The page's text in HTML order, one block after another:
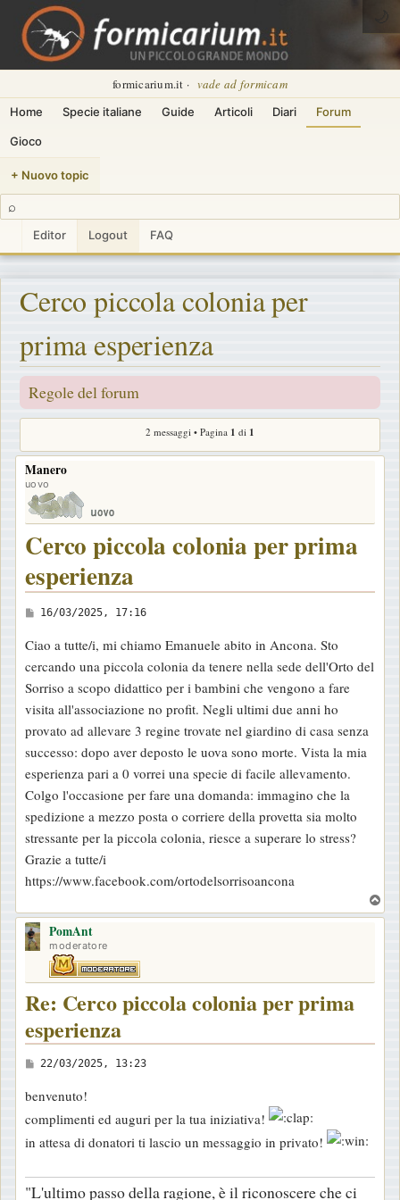
formicarium.it · vade ad formicam
Home Specie italiane Guide Articoli Diari Forum
Gioco
+ Nuovo topic
⌕
Editor Logout FAQ
🌙
Cerco piccola colonia per
prima esperienza
Regole del forum
2 messaggi • Pagina 1 di 1
Manero
uovo
Cerco piccola colonia per prima
esperienza
M
s
s
a
g
g
i
o
16/03/2025, 17:16
Ciao a tutte/i, mi chiamo Emanuele abito in Ancona. Sto
cercando una piccola colonia da tenere nella sede dell'Orto del
Sorriso a scopo didattico per i bambini che vengono a fare
visita all'associazione no profit. Negli ultimi due anni ho
provato ad allevare 3 regine trovate nel giardino di casa senza
successo: dopo aver deposto le uova sono morte. Vista la mia
esperienza pari a 0 vorrei una specie di facile allevamento.
Colgo l'occasione per fare una domanda: immagino che la
spedizione a mezzo posta o corriere della provetta sia molto
stressante per la piccola colonia, riesce a superare lo stress?
Grazie a tutte/i
https://www.facebook.com/ortodelsorrisoancona
o
PomAnt
moderatore
Re: Cerco piccola colonia per prima
esperienza
M
s
s
a
g
22/03/2025, 13:23
benvenuto!
complimenti ed auguri per la tua iniziativa!
in attesa di donatori ti lascio un messaggio in privato!
"L'ultimo passo della ragione, è il riconoscere che ci